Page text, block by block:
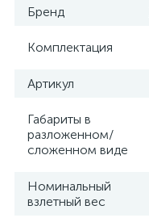
Бренд
Комплектация
Артикул
Габариты в
разложенном/
сложенном виде
Номинальный
взлетный вес